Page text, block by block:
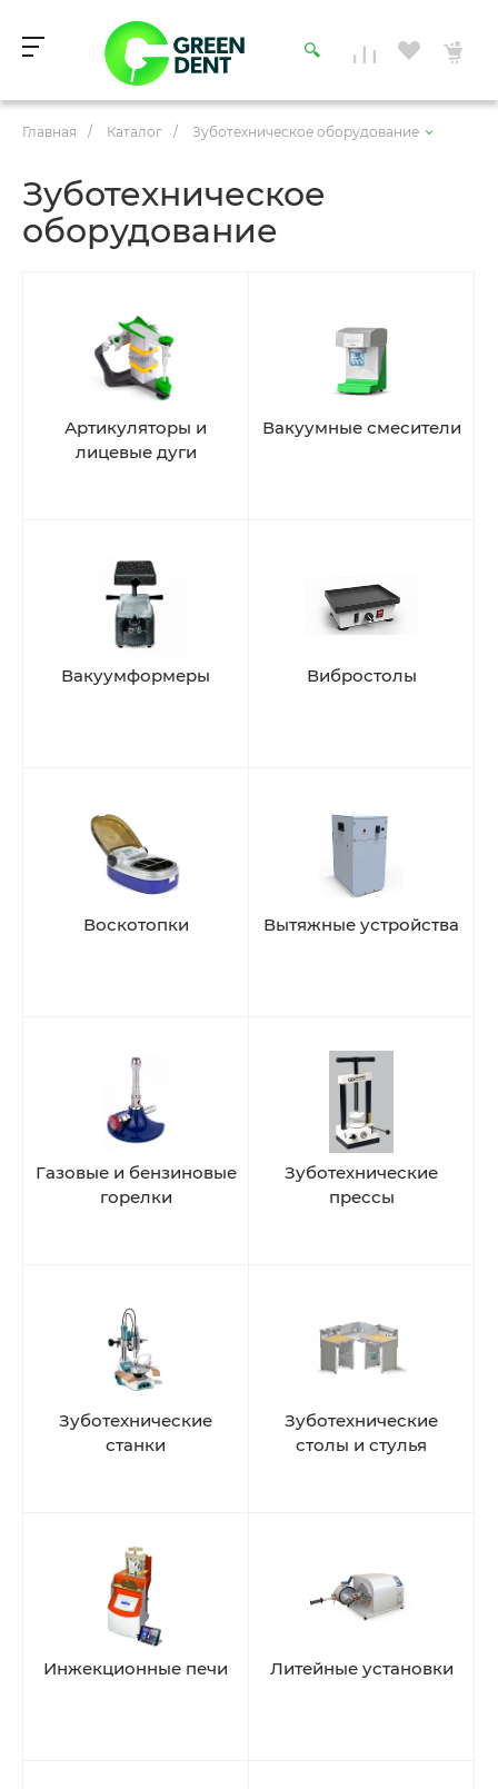
Главная / Каталог / Зуботехническое оборудование
Зуботехническое
оборудование
Артикуляторы и
лицевые дуги
Вакуумные смесители
Вакуумформеры Вибростолы
Воскотопки Вытяжные устройства
Газовые и бензиновые
горелки
Зуботехнические
прессы
Зуботехнические
станки
Зуботехнические
столы и стулья
Инжекционные печи Литейные установки